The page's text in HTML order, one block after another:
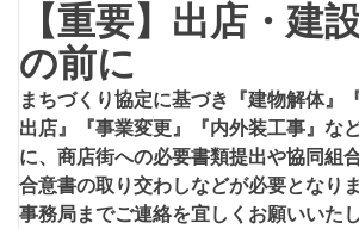
ー
【重要】出店・建
の前に
まちづくり協定に基づき『建物解体』
出店』『事業変更』『内外装工事』な
に、商店街への必要書類提出や協同組
合意書の取り交わしなどが必要となり
事務局までご連絡を宜しくお願いいたし